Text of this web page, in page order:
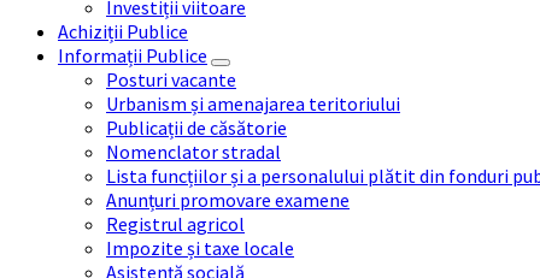
Investiții viitoare
Achiziții Publice
Informații Publice
Posturi vacante
Urbanism și amenajarea teritoriului
Publicații de căsătorie
Nomenclator stradal
Lista funcțiilor și a personalului plătit din fonduri
Anunțuri promovare examene
Registrul agricol
Impozite și taxe locale
Asistență socială